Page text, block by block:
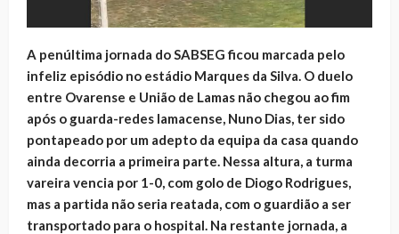
A penúltima jornada do SABSEG ficou marcada pelo
infeliz episódio no estádio Marques da Silva. O duelo
entre Ovarense e União de Lamas não chegou ao fim
após o guarda-redes lamacense, Nuno Dias, ter sido
pontapeado por um adepto da equipa da casa quando
ainda decorria a primeira parte. Nessa altura, a turma
vareira vencia por 1-0, com golo de Diogo Rodrigues,
mas a partida não seria reatada, com o guardião a ser
transportado para o hospital. Na restante jornada, a